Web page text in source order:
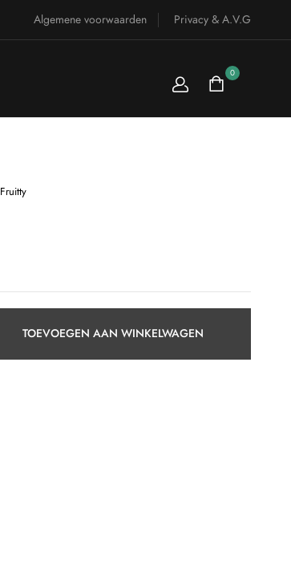
Algemene voorwaarden Privacy & A.V.G
0
Fruitty
TOEVOEGEN AAN WINKELWAGEN